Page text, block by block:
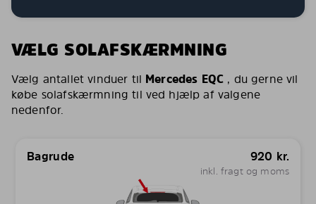
VÆLG SOLAFSKÆRMNING
Vælg antallet vinduer til Mercedes EQC , du gerne vil
købe solafskærmning til ved hjælp af valgene
nedenfor.
Bagrude 920 kr.
inkl. fragt og moms